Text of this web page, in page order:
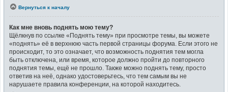
Вернуться к началу
Как мне вновь поднять мою тему?
Щёлкнув по ссылке «Поднять тему» при просмотре темы, вы можете
«поднять» её в верхнюю часть первой страницы форума. Если этого не
происходит, то это означает, что возможность поднятия тем могла
быть отключена, или время, которое должно пройти до повторного
поднятия темы, ещё не прошло. Также можно поднять тему, просто
ответив на неё, однако удостоверьтесь, что тем самым вы не
нарушаете правила конференции, на которой находитесь.